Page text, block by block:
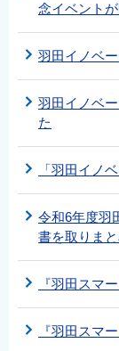
念イベント
羽田イノベ
羽田イノベ
た
「羽田イノ
令和6年度羽
書を取りまと
『羽田スマ
『羽田スマ